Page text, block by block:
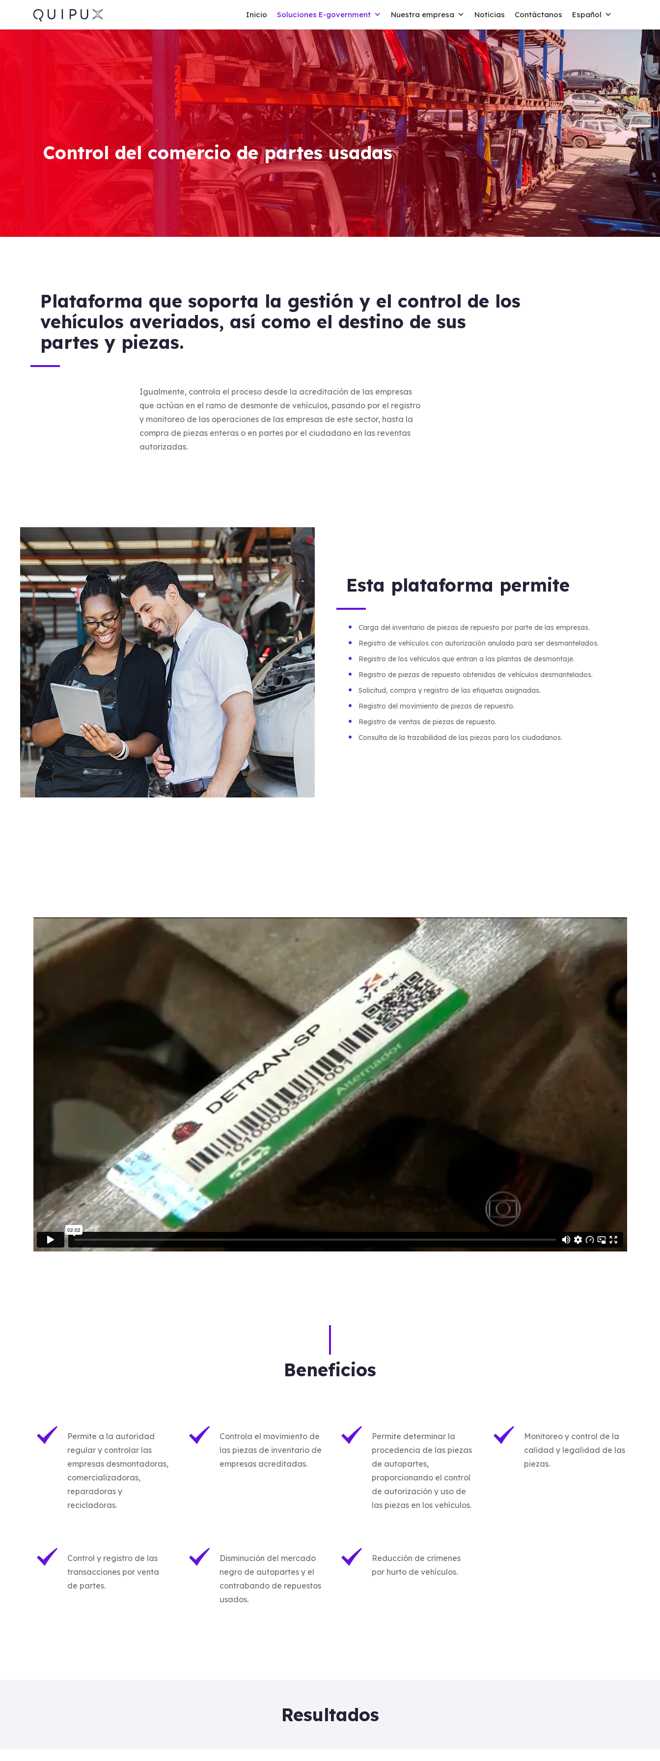
Inicio Soluciones E-government Nuestra empresa Noticias Contáctanos Español
Control del comercio de partes usadas
Plataforma que soporta la gestión y el control de los
vehículos averiados, así como el destino de sus
partes y piezas.
Igualmente, controla el proceso desde la acreditación de las empresas
que actúan en el ramo de desmonte de vehículos, pasando por el registro
y monitoreo de las operaciones de las empresas de este sector, hasta la
compra de piezas enteras o en partes por el ciudadano en las reventas
autorizadas.
Esta plataforma permite
Carga del inventario de piezas de repuesto por parte de las empresas.
Registro de vehículos con autorización anulada para ser desmantelados.
Registro de los vehículos que entran a las plantas de desmontaje.
Registro de piezas de repuesto obtenidas de vehículos desmantelados.
Solicitud, compra y registro de las etiquetas asignadas.
Registro del movimiento de piezas de repuesto.
Registro de ventas de piezas de repuesto.
Consulta de la trazabilidad de las piezas para los ciudadanos.
Beneficios
Permite a la autoridad
regular y controlar las
empresas desmontadoras,
comercializadoras,
reparadoras y
recicladoras.
Controla el movimiento de
las piezas de inventario de
empresas acreditadas.
Permite determinar la
procedencia de las piezas
de autopartes,
proporcionando el control
de autorización y uso de
las piezas en los vehículos.
Monitoreo y control de la
calidad y legalidad de las
piezas.
Control y registro de las
transacciones por venta
de partes.
Disminución del mercado
negro de autopartes y el
contrabando de repuestos
usados.
Reducción de crímenes
por hurto de vehículos.
Resultados